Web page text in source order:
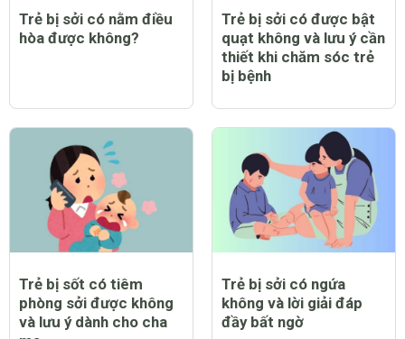
Trẻ bị sởi có nằm điều
hòa được không?
Trẻ bị sởi có được bật
quạt không và lưu ý cần
thiết khi chăm sóc trẻ
bị bệnh
Trẻ bị sốt có tiêm
phòng sởi được không
và lưu ý dành cho cha
Trẻ bị sởi có ngứa
không và lời giải đáp
đầy bất ngờ